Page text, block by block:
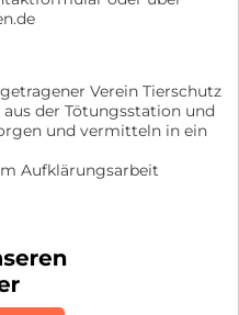
Verein Tierschutz
der Tötungsstation und
und vermitteln in ein
Aufklärungsarbeit